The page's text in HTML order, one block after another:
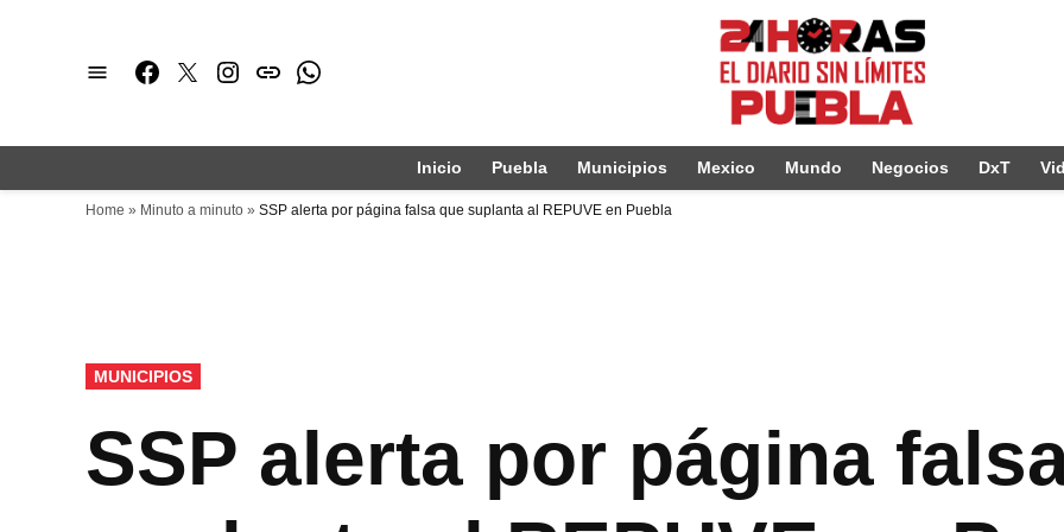
Facebook
TwitterInstagram
issuuWhatsapp
Inicio Puebla Municipios Mexico Mundo Negocios DxT
Home » Minuto a minuto » SSP alerta por página falsa que suplanta al REPUVE en Puebla
PUBLICADO
EN
MUNICIPIOS
SSP alerta por página